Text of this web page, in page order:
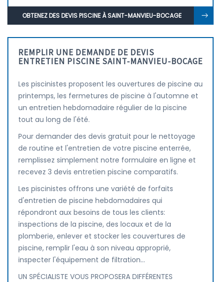
OBTENEZ DES DEVIS PISCINE À SAINT-MANVIEU-BOCAGE
REMPLIR UNE DEMANDE DE DEVIS
ENTRETIEN PISCINE SAINT-MANVIEU-BOCAGE
Les piscinistes proposent les ouvertures de piscine au
printemps, les fermetures de piscine à l'automne et
un entretien hebdomadaire régulier de la piscine
tout au long de l'été.
Pour demander des devis gratuit pour le nettoyage
de routine et l'entretien de votre piscine enterrée,
remplissez simplement notre formulaire en ligne et
recevez 3 devis entretien piscine comparatifs.
Les piscinistes offrons une variété de forfaits
d'entretien de piscine hebdomadaires qui
répondront aux besoins de tous les clients:
inspections de la piscine, des locaux et de la
plomberie, enlever et stocker les couvertures de
piscine, remplir l'eau à son niveau approprié,
inspecter l'équipement de filtration...
UN SPÉCIALISTE VOUS PROPOSERA DIFFÉRENTES